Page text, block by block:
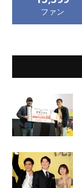
ファン